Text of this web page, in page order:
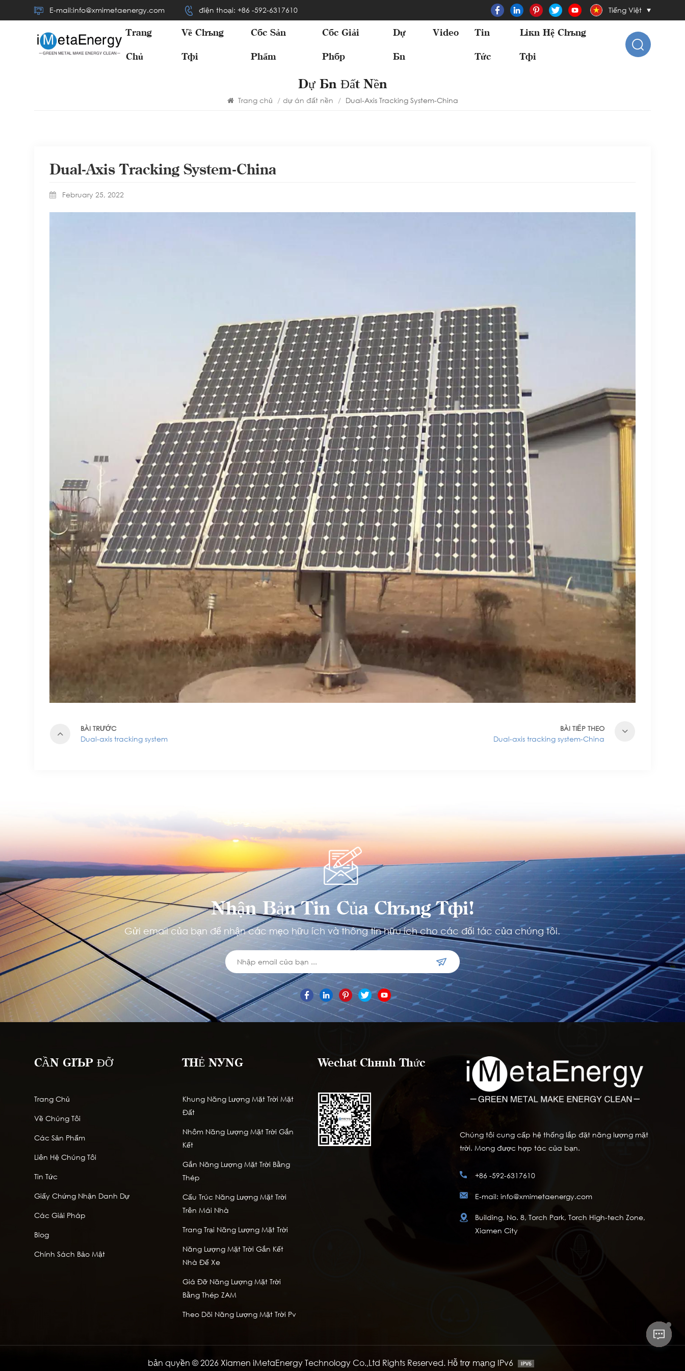
E-mail:info@xmimetaenergy.com điện thoại: +86 -592-6317610 Tiếng Việt
Trang
Chủ
Về Chúng
Tôi
Các Sản
Phẩm
Các Giải
Pháp
Dự
Án
Video Tin
Tức
Liên Hệ Chúng
Tôi
Dự Án Đất Nền
Trang chủ / dự án đất nền / Dual-Axis Tracking System-China
Dual-Axis Tracking System-China
February 25, 2022
BÀI TRƯỚC
Dual-axis tracking system
BÀI TIẾP THEO
Dual-axis tracking system-China
Nhận Bản Tin Của Chúng Tôi!
Gửi email của bạn để nhận các mẹo hữu ích và thông tin hữu ích cho các đối tác của chúng tôi.
CẦN GIÚP ĐỠ
Trang Chủ
Về Chúng Tôi
Các Sản Phẩm
Liên Hệ Chúng Tôi
Tin Tức
Giấy Chứng Nhận Danh Dự
Các Giải Pháp
Blog
Chính Sách Bảo Mật
THẺ NÓNG
Khung Năng Lượng Mặt Trời Mặt
Đất
Nhôm Năng Lượng Mặt Trời Gắn
Kết
Gắn Năng Lượng Mặt Trời Bằng
Thép
Cấu Trúc Năng Lượng Mặt Trời
Trên Mái Nhà
Trang Trại Năng Lượng Mặt Trời
Năng Lượng Mặt Trời Gắn Kết
Nhà Để Xe
Giá Đỡ Năng Lượng Mặt Trời
Bằng Thép ZAM
Theo Dõi Năng Lượng Mặt Trời Pv
Wechat Chính Thức
Chúng tôi cung cấp hệ thống lắp đặt năng lượng mặt
trời. Mong được hợp tác của bạn.
+86 -592-6317610
E-mail: info@xmimetaenergy.com
Building, No. 8, Torch Park, Torch High-tech Zone,
Xiamen City
bản quyền © 2026 Xiamen iMetaEnergy Technology Co.,Ltd Rights Reserved. Hỗ trợ mạng IPv6